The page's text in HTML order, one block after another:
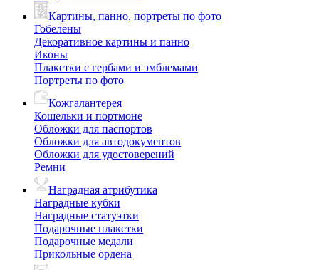
Картины, панно, портреты по фото
Гобелены
Декоративное картины и панно
Иконы
Плакетки с гербами и эмблемами
Портреты по фото
Кожгалантерея
Кошельки и портмоне
Обложки для паспортов
Обложки для автодокументов
Обложки для удостоверений
Ремни
Наградная атрибутика
Наградные кубки
Наградные статуэтки
Подарочные плакетки
Подарочные медали
Прикольные ордена